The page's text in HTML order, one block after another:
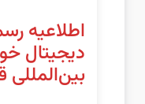
اطلاعیه
دیجیتال